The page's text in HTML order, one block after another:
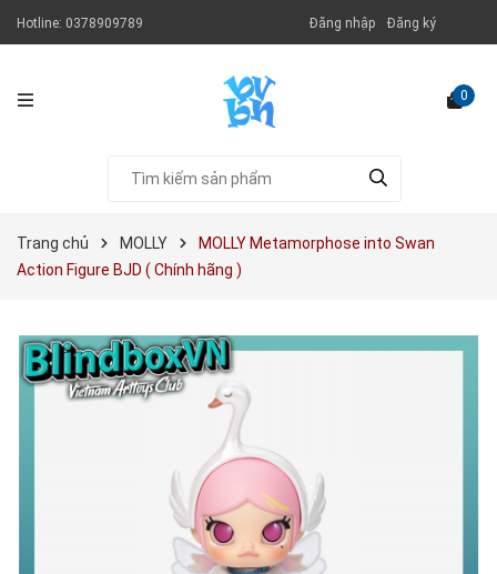
Hotline: 0378909789 Đăng nhập Đăng ký
0
Trang chủ MOLLY
MOLLY Metamorphose into Swan
Action Figure BJD ( Chính hãng )